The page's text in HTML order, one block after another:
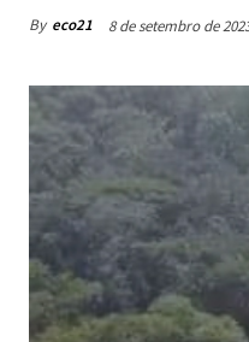
By eco21 8 de setembro de